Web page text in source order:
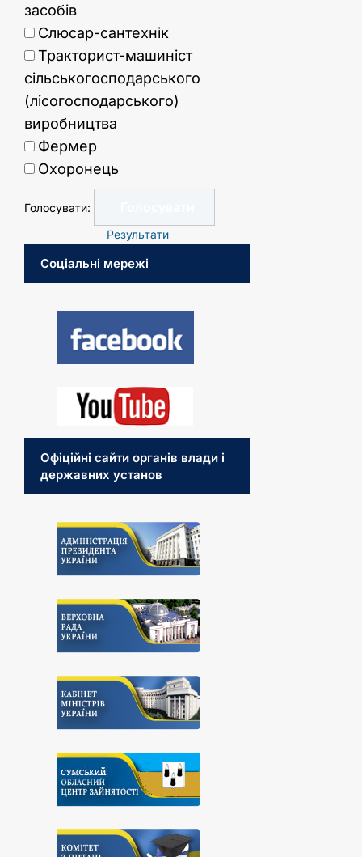
засобів
Слюсар-сантехнік
Тракторист-машиніст
сільськогосподарського
(лісогосподарського)
виробництва
Фермер
Охоронець
Голосувати:
Результати
Соціальні мережі
Офіційні сайти органів влади і
державних установ